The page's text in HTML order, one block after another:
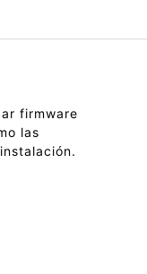
firmware
las